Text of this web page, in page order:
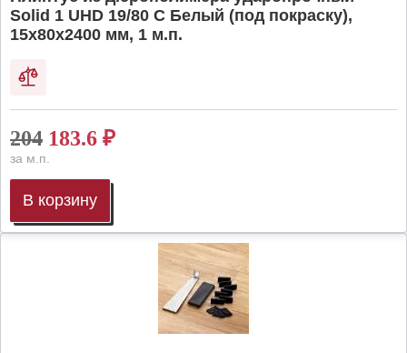
Solid 1 UHD 19/80 C Белый (под покраску),
15х80х2400 мм, 1 м.п.
204 183.6 ₽
за м.п.
В корзину